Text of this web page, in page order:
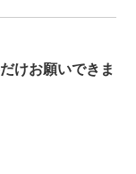
けお願いできま